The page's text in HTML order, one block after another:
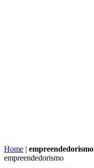
Home | empreendedorismo
empreendedorismo